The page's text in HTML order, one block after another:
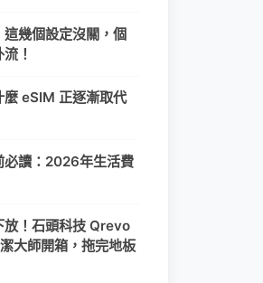
幾個設定沒關，個
！
麼 eSIM 正逐漸取代
必讀：2026年生活費
放！石頭科技 Qrevo
大師開箱，拖完地板